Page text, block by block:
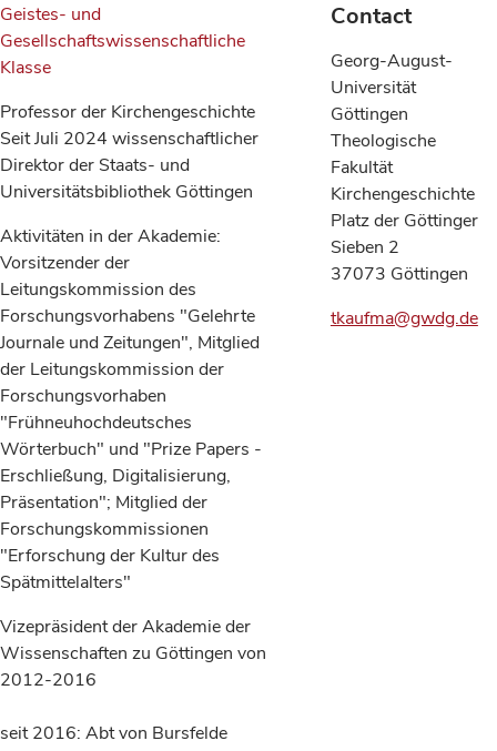
Geistes- und
Gesellschaftswissenschaftliche
Klasse
Professor der Kirchengeschichte
Seit Juli 2024 wissenschaftlicher
Direktor der Staats- und
Universitätsbibliothek Göttingen
Aktivitäten in der Akademie:
Vorsitzender der
Leitungskommission des
Forschungsvorhabens "Gelehrte
Journale und Zeitungen", Mitglied
der Leitungskommission der
Forschungsvorhaben
"Frühneuhochdeutsches
Wörterbuch" und "Prize Papers -
Erschließung, Digitalisierung,
Präsentation"; Mitglied der
Forschungskommissionen
"Erforschung der Kultur des
Spätmittelalters"
Vizepräsident der Akademie der
Wissenschaften zu Göttingen von
2012-2016
seit 2016: Abt von Bursfelde
Contact
Georg-August-
Universität
Göttingen
Theologische
Fakultät
Kirchengeschichte
Platz der Göttinger
Sieben 2
37073 Göttingen
tkaufma@gwdg.de